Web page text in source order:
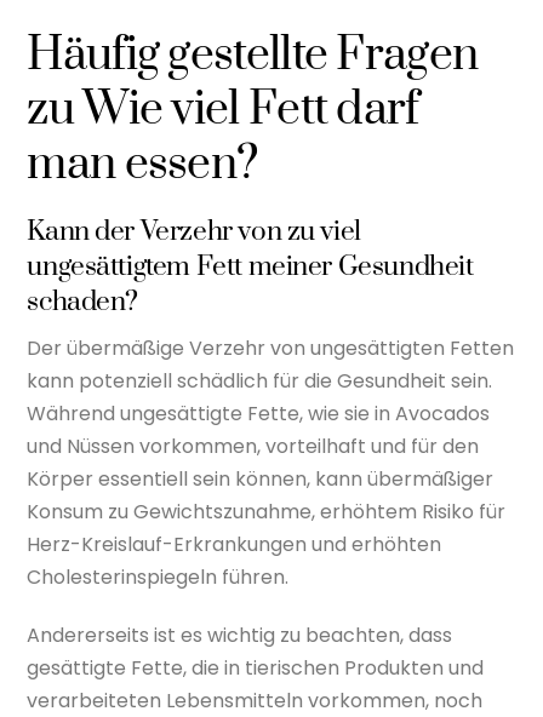
Häufig gestellte Fragen
zu Wie viel Fett darf
man essen?
Kann der Verzehr von zu viel
ungesättigtem Fett meiner Gesundheit
schaden?
Der übermäßige Verzehr von ungesättigten Fetten
kann potenziell schädlich für die Gesundheit sein.
Während ungesättigte Fette, wie sie in Avocados
und Nüssen vorkommen, vorteilhaft und für den
Körper essentiell sein können, kann übermäßiger
Konsum zu Gewichtszunahme, erhöhtem Risiko für
Herz-Kreislauf-Erkrankungen und erhöhten
Cholesterinspiegeln führen.
Andererseits ist es wichtig zu beachten, dass
gesättigte Fette, die in tierischen Produkten und
verarbeiteten Lebensmitteln vorkommen, noch